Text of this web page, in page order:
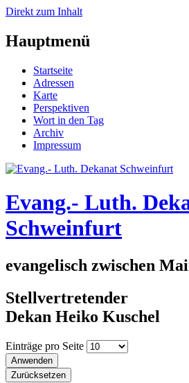
Direkt zum Inhalt
Hauptmenü
Startseite
Adressen
Karte
Perspektiven
Wort in den Tag
Archiv
Impressum
Evang.- Luth.
Schweinfurt
evangelisch zwischen
Stellvertretender
Dekan Heiko Kuschel
Einträge pro Seite